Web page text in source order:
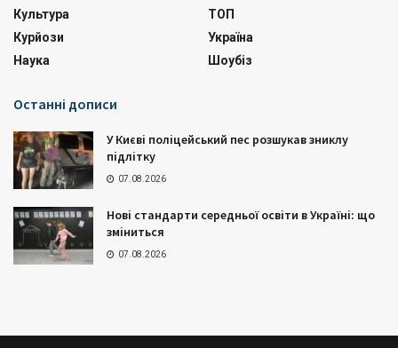
Культура
Курйози
Наука
ТОП
Україна
Шоубіз
Останні дописи
У Києві поліцейський пес розшукав зниклу
підлітку
07.08.2026
Нові стандарти середньої освіти в Україні: що
зміниться
07.08.2026